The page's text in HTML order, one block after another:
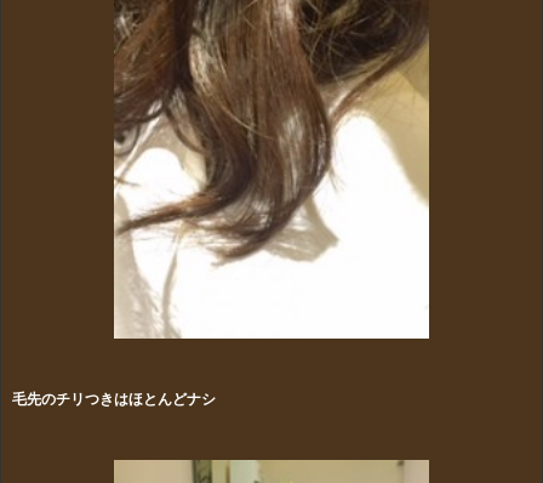
毛先のチリつきはほとんどナシ